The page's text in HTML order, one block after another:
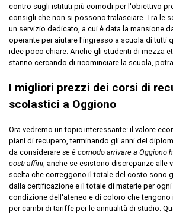
contro sugli istituti più comodi per l'obiettivo
consigli che non si possono tralasciare. Tra le
un servizio dedicato, a cui è data la mansione
operante per aiutare l'ingresso a scuola di tutti
idee poco chiare. Anche gli studenti di mezza
stanno cercando di ricominciare la scuola,
I migliori prezzi dei corsi di
scolastici a Oggiono
Ora vedremo un topic interessante: il valore
piani di recupero, terminando gli anni del
da considerare se è comodo arrivare a Oggiono
costi affini , anche se esistono discrepanze alle
scelta che correggono il totale del costo sono
dalla certificazione e il totale di materie per ogni
condizione dell'ateneo e di coloro che tengono
per cambi di tariffe per le annualità di studio.